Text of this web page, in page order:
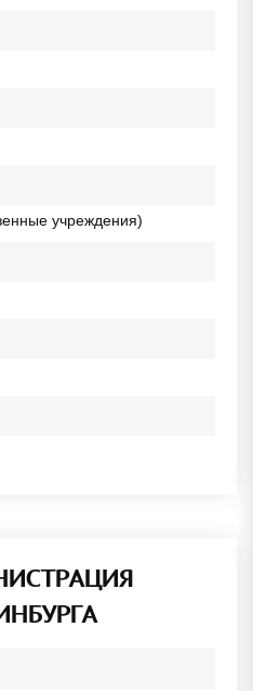
учреждения)